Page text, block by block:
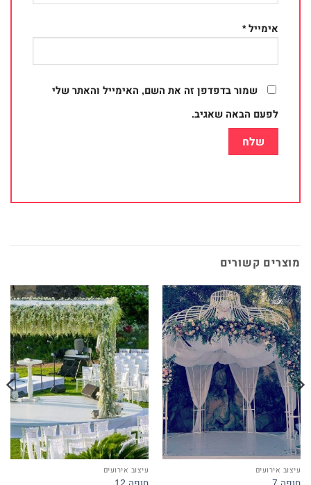
אימייל*
שמור בדפדפן זה את השם, האימייל והאתר שלי
לפעם הבאה שאגיב.
מוצרים קשורים
עיצוב אירועים עיצוב אירועים